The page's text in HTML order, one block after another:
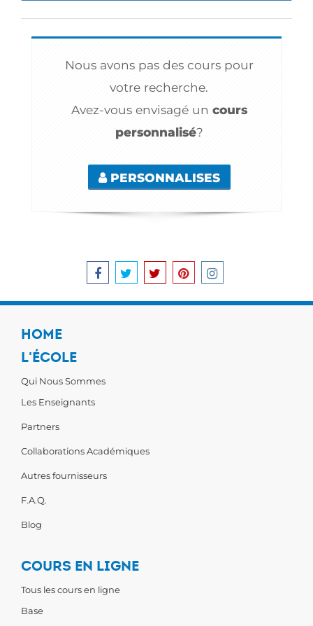
Nous avons pas des cours pour
votre recherche.
Avez-vous envisagé un cours
personnalisé?
PERSONNALISES
HOME
L'ÉCOLE
Qui Nous Sommes
Les Enseignants
Partners
Collaborations Académiques
Autres fournisseurs
F.A.Q.
Blog
COURS EN LIGNE
Tous les cours en ligne
Base